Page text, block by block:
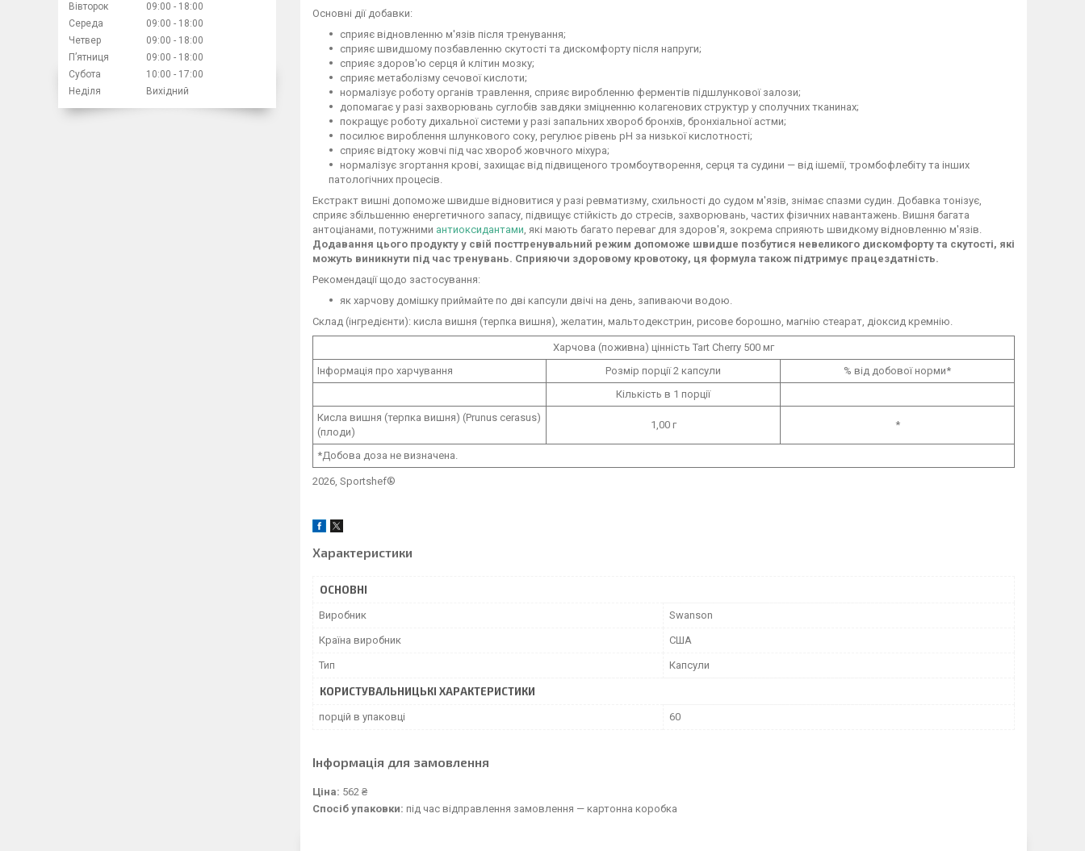
Основні дії добавки:
сприяє відновленню м'язів після тренування;
сприяє швидшому позбавленню скутості та дискомфорту після напруги;
сприяє здоров'ю серця й клітин мозку;
сприяє метаболізму сечової кислоти;
нормалізує роботу органів травлення, сприяє виробленню ферментів підшлункової залози;
допомагає у разі захворювань суглобів завдяки зміцненню колагенових структур у сполучних тканинах;
покращує роботу дихальної системи у разі запальних хвороб бронхів, бронхіальної астми;
посилює вироблення шлункового соку, регулює рівень pH за низької кислотності;
сприяє відтоку жовчі під час хвороб жовчного міхура;
нормалізує згортання крові, захищає від підвищеного тромбоутворення, серця та судини — від ішемії, тромбофлебіту та інших
патологічних процесів.
Екстракт вишні допоможе швидше відновитися у разі ревматизму, схильності до судом м'язів, знімає спазми судин. Добавка тонізує,
сприяє збільшенню енергетичного запасу, підвищує стійкість до стресів, захворювань, частих фізичних навантажень. Вишня багата
антоціанами, потужними антиоксидантами , які мають багато переваг для здоров'я, зокрема сприяють швидкому відновленню м'язів.
Додавання цього продукту у свій посттренувальний режим допоможе швидше позбутися невеликого дискомфорту та скутості, які
можуть виникнути під час тренувань. Сприяючи здоровому кровотоку, ця формула також підтримує працездатність.
Рекомендації щодо застосування:
як харчову домішку приймайте по дві капсули двічі на день, запиваючи водою.
Склад (інгредієнти): кисла вишня (терпка вишня), желатин, мальтодекстрин, рисове борошно, магнію стеарат, діоксид кремнію.
Харчова (поживна) цінність Tart Cherry 500 мг
Інформація про харчування
Розмір порції 2 капсули
% від добової норми*
Кількість в 1 порції
Кисла вишня (терпка вишня) (Prunus cerasus)
(плоди)
1,00 г *
*Добова доза не визначена.
2026, Sportshef®
Характеристики
ОСНОВНІ
Виробник Swanson
Країна виробник США
Тип Капсули
КОРИСТУВАЛЬНИЦЬКІ ХАРАКТЕРИСТИКИ
порцій в упаковці 60
Інформація для замовлення
Ціна: 562 ₴
Спосіб упаковки: під час відправлення замовлення — картонна коробка
Вівторок
09:00
18:00
Середа
09:00
18:00
Четвер
09:00
18:00
Пʼятниця
09:00
18:00
Субота
10:00
17:00
Неділя
Вихідний